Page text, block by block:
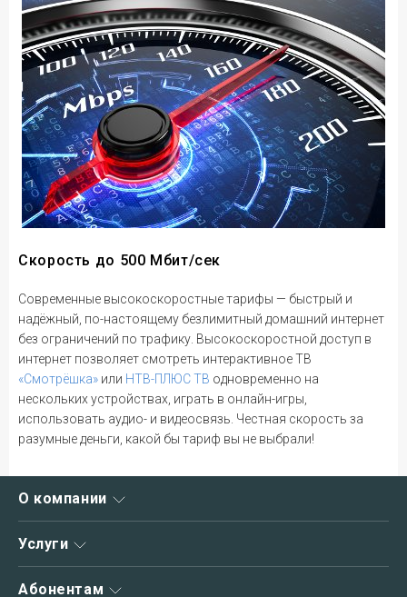
Скорость до 500 Мбит/сек
Современные высокоскоростные тарифы — быстрый и
надёжный, по-настоящему безлимитный домашний интернет
без ограничений по трафику. Высокоскоростной доступ в
интернет позволяет смотреть интерактивное ТВ
«Смотрёшка» или НТВ-ПЛЮС ТВ одновременно на
нескольких устройствах, играть в онлайн-игры,
использовать аудио- и видеосвязь. Честная скорость за
разумные деньги, какой бы тариф вы не выбрали!
О компании
О нас
Новости
Акции
Услуги
Интернет
Абонентам